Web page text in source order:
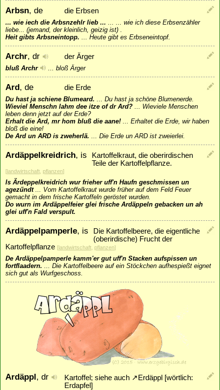
Arbsn, de die Erbsen
... wie iech die Arbsnzehlr lieb ... ... ... wie ich diese Erbsenzähler
liebe... (jemand, der kleinlich, geizig ist) .
Heit gibts Arbsneintopp. ... Heute gibt es Erbseneintopf.
Archr, dr der Ärger
bluß Archr ... bloß Ärger
Ard, de die Erde
Du hast ja schiene Blumeard. ... Du hast ja schöne Blumenerde.
Wieviel Menschn lahm dee itze of dr Ard? ... Wieviele Menschen
leben denn jetzt auf der Erde?
Erhalt die Ard, mr hom bluß die aane! ... Erhaltet die Erde, wir haben
bloß die eine!
De Ard un ARD is zweherlä. ... Die Erde un ARD ist zweierlei.
Ardäppelkreidrich, is
Kartoffelkraut, die oberirdischen
Teile der Kartoffelpflanze.
[landwirtschaft pflanzen]
Is Ärdeppelkreidrich wur frieher uff'n Haufn geschmissen un
agezűndt... Vom Kartoffelkraut wurde früher auf dem Feld Feuer
gemacht in dem frische Kartoffeln geröstet wurden.
Do wurn im Ardäppelfeier glei frische Ardäppeln gebacken un ah
glei uff'n Fald verspult.
Ardäppelpamperle, is
Die Kartoffelbeere, die eigentliche
(oberirdische) Frucht der
Kartoffelpflanze [landwirtschaft pflanzen]
De Ardäppelpamperle kamm'er gut uff'n Stacken aufspissen un
fortflaadern. ... Die Kartoffelbeere auf ein Stöckchen aufhespießt eignet
sich gut als Wurfgeschoss.
Ardäppl, dr Kartoffel; siehe auch ↗ Erdäppl [wörtlich:
Erdapfel]